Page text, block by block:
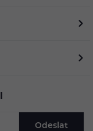
Odeslat